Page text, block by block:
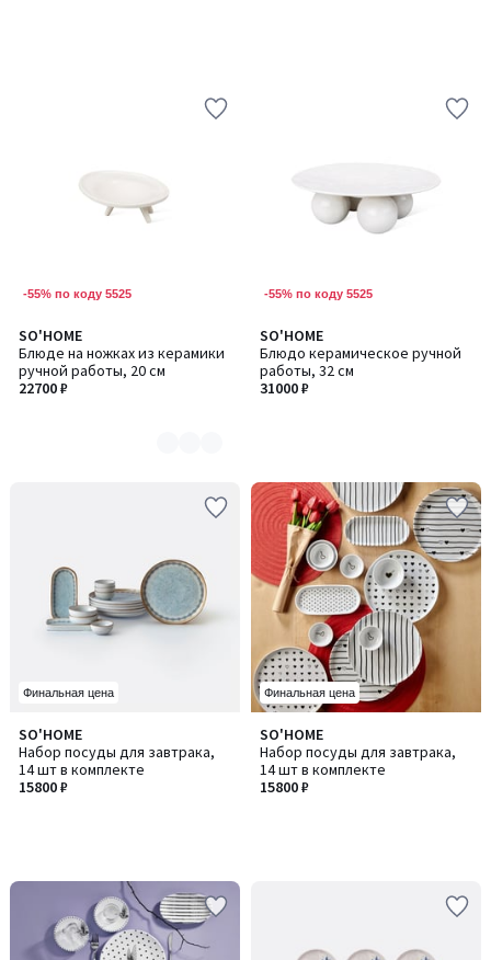
-55% по коду 5525
SO'HOME
Блюде на ножках из керамики
ручной работы, 20 см
22700 ₽
Количество
цветов:
2
-55% по коду 5525
SO'HOME
Блюдо керамическое ручной
работы, 32 см
31000 ₽
Финальная цена
SO'HOME
Набор посуды для завтрака,
14 шт в комплекте
15800 ₽
Финальная цена
SO'HOME
Набор посуды для завтрака,
14 шт в комплекте
15800 ₽